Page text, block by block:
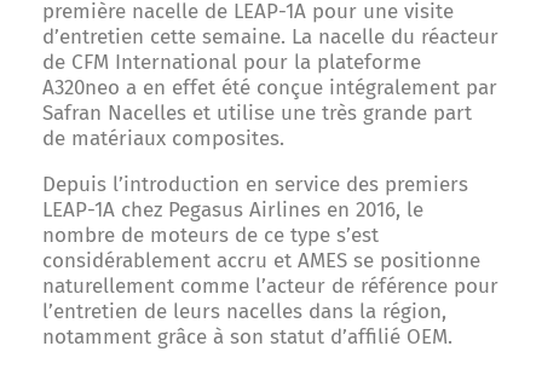
première nacelle de LEAP-1A pour une visite
d’entretien cette semaine. La nacelle du réacteur
de CFM International pour la plateforme
A320neo a en effet été conçue intégralement par
Safran Nacelles et utilise une très grande part
de matériaux composites.
Depuis l’introduction en service des premiers
LEAP-1A chez Pegasus Airlines en 2016, le
nombre de moteurs de ce type s’est
considérablement accru et AMES se positionne
naturellement comme l’acteur de référence pour
l’entretien de leurs nacelles dans la région,
notamment grâce à son statut d’affilié OEM.